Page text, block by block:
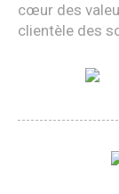
cœur des
clientèle des